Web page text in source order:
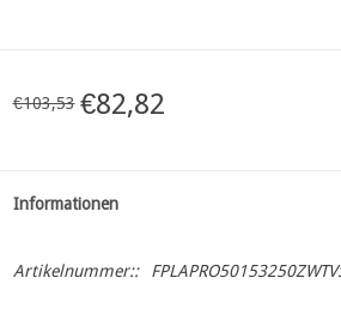
€103,53 €82,82
Informationen
Artikelnummer::